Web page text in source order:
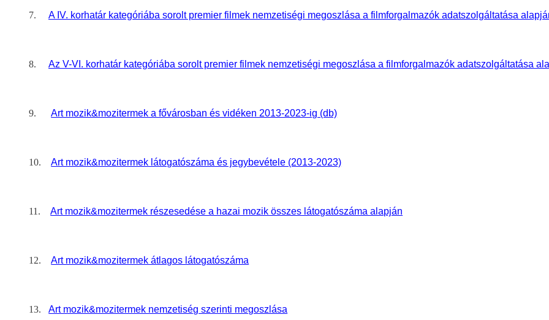
7. A IV. korhatár kategóriába sorolt premier filmek nemzetiségi megoszlása a filmforgalmazók adatszolgáltatása
8. Az V-VI. korhatár kategóriába sorolt premier filmek nemzetiségi megoszlása a filmforgalmazók adatszolgáltatása
9.Art mozik&mozitermek a fővárosban és vidéken 2013-2023-ig (db)
10.Art mozik&mozitermek látogatószáma és jegybevétele (2013-2023)
11.Art mozik&mozitermek részesedése a hazai mozik összes látogatószáma alapján
12.Art mozik&mozitermek átlagos látogatószáma
13.Art mozik&mozitermek nemzetiség szerinti megoszlása